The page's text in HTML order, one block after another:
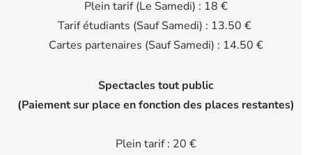
Plein tarif (Le Samedi) : 18 €
Tarif étudiants (Sauf Samedi) : 13.50 €
Cartes partenaires (Sauf Samedi) : 14.50 €
Spectacles tout public
(Paiement sur place en fonction des places restantes)
Plein tarif : 20 €